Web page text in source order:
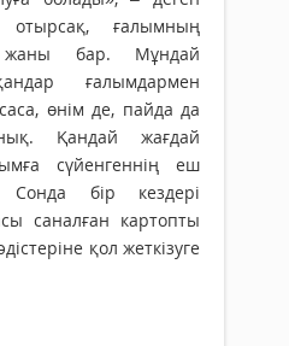
ғалымның
жаны бар. Мұндай
ғалымдармен
өнім де, пайда да
Қандай жағдай
сүйенгеннің еш
бір кездері
саналған картопты
қол жеткізуге